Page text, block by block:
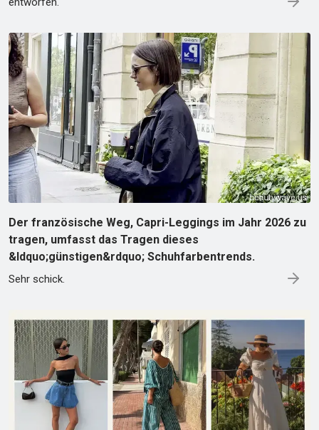
Der französische Weg, Capri-Leggings im Jahr 2026 zu
tragen, umfasst das Tragen dieses
&ldquo;günstigen&rdquo; Schuhfarbentrends.
Sehr schick.